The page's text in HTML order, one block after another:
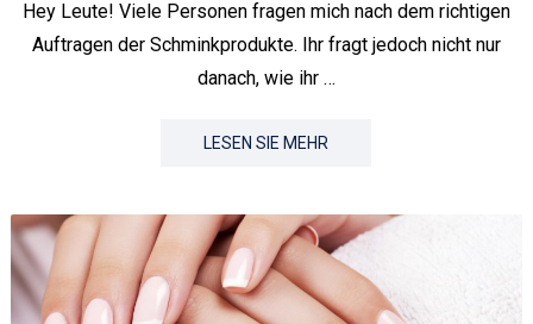
Hey Leute! Viele Personen fragen mich nach dem richtigen
Auftragen der Schminkprodukte. Ihr fragt jedoch nicht nur
danach, wie ihr …
LESEN SIE MEHR